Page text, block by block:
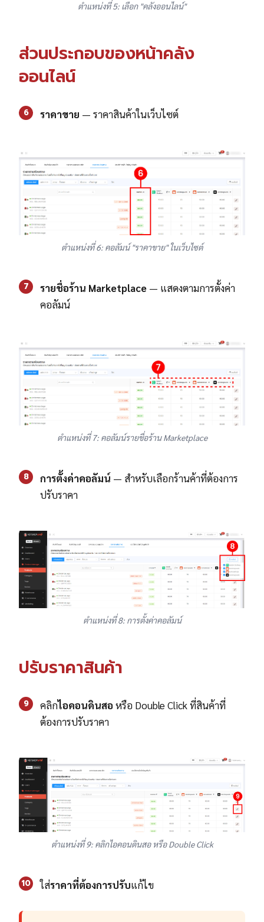
ตำแหน่งที่ 5: เลือก "คลังออนไลน์"
ส่วนประกอบของหน้าคลัง
ออนไลน์
6 ราคาขาย — ราคาสินค้าในเว็บไซต์
ตำแหน่งที่ 6: คอลัมน์ "ราคาขาย" ในเว็บไซต์
7 รายชื่อร้าน Marketplace — แสดงตามการตั้งค่า
คอลัมน์
ตำแหน่งที่ 7: คอลัมน์รายชื่อร้าน Marketplace
8 การตั้งค่าคอลัมน์ — สำหรับเลือกร้านค้าที่ต้องการ
ปรับราคา
ตำแหน่งที่ 8: การตั้งค่าคอลัมน์
ปรับราคาสินค้า
9 คลิกไอคอนดินสอ หรือ Double Click ที่สินค้าที่
ต้องการปรับราคา
ตำแหน่งที่ 9: คลิกไอคอนดินสอ หรือ Double Click
10 ใส่ราคาที่ต้องการปรับแก้ไข